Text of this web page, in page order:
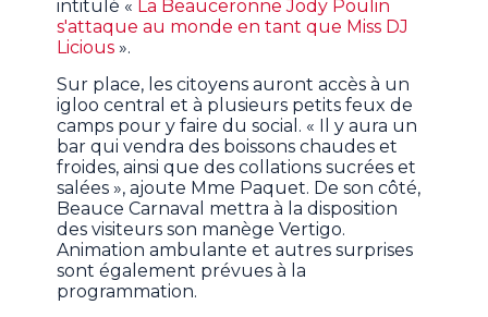
intitulé « La Beauceronne Jody Poulin
s'attaque au monde en tant que Miss DJ
Licious ».
Sur place, les citoyens auront accès à un
igloo central et à plusieurs petits feux de
camps pour y faire du social. « Il y aura un
bar qui vendra des boissons chaudes et
froides, ainsi que des collations sucrées et
salées », ajoute Mme Paquet. De son côté,
Beauce Carnaval mettra à la disposition
des visiteurs son manège Vertigo.
Animation ambulante et autres surprises
sont également prévues à la
programmation.